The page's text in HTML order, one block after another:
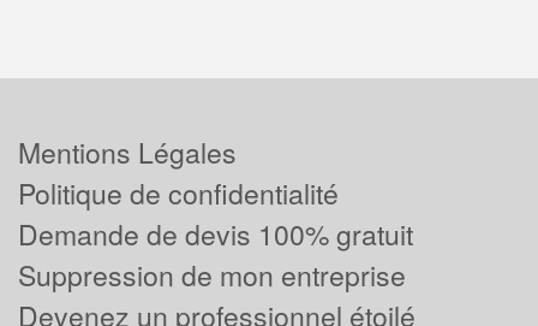
Mentions Légales
Politique de confidentialité
Demande de devis 100% gratuit
Suppression de mon entreprise
Devenez un professionnel étoilé